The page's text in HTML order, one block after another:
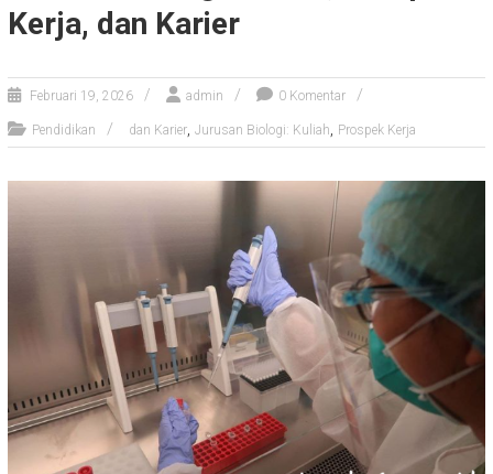
Kerja, dan Karier
Februari 19, 2026 admin 0 Komentar
Pendidikan dan Karier, Jurusan Biologi: Kuliah, Prospek Kerja